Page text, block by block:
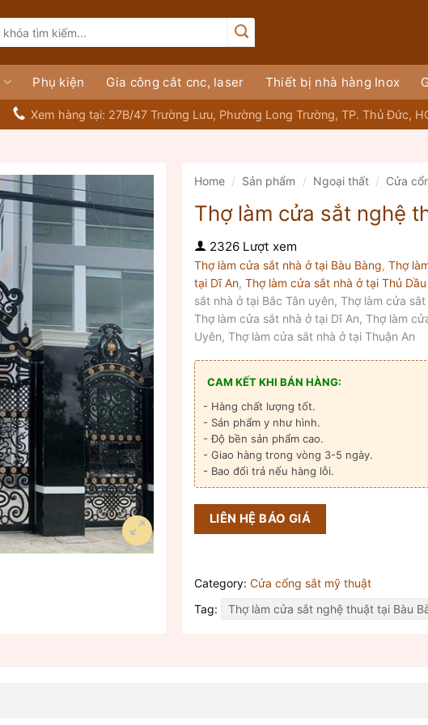
Phụ kiện Gia công cắt cnc, laser Thiết bị nhà hàng Inox
Xem hàng tại: 27B/47 Trường Lưu, Phường Long Trường, TP. Thủ Đức,
Home / Sản phẩm / Ngoại thất / Cửa
Thợ làm cửa sắt nghệ
2326 Lượt xem
Thợ làm cửa sắt nhà ở tại Bàu Bàng, Thợ
tại Dĩ An, Thợ làm cửa sắt nhà ở tại Thủ
sắt nhà ở tại Bắc Tân uyên, Thợ làm cửa
Thợ làm cửa sắt nhà ở tại Dĩ An, Thợ làm
Uyên, Thợ làm cửa sắt nhà ở tại Thuận An
CAM KẾT KHI BÁN HÀNG:
- Hàng chất lượng tốt.
- Sản phẩm y như hình.
- Độ bền sản phẩm cao.
- Giao hàng trong vòng 3-5 ngày.
- Bao đổi trả nếu hàng lỗi.
LIÊN HỆ BÁO GIÁ
Category: Cửa cổng sắt mỹ thuật
Tag:
Thợ làm cửa sắt nghệ thuật tại Bàu